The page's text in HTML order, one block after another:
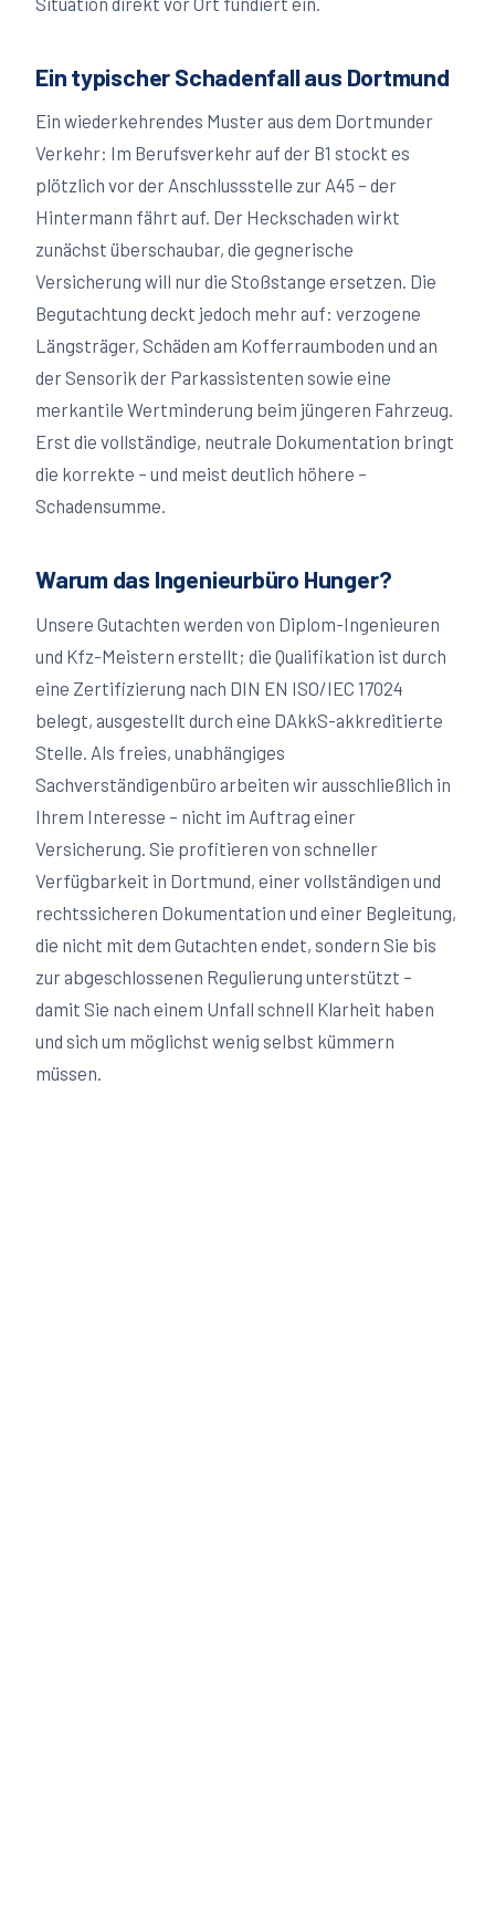
Ein typischer Schadenfall aus Dortmund
Ein wiederkehrendes Muster aus dem Dortmunder
Verkehr: Im Berufsverkehr auf der B1 stockt es
plötzlich vor der Anschlussstelle zur A45 – der
Hintermann fährt auf. Der Heckschaden wirkt
zunächst überschaubar, die gegnerische
Versicherung will nur die Stoßstange ersetzen. Die
Begutachtung deckt jedoch mehr auf: verzogene
Längsträger, Schäden am Kofferraumboden und an
der Sensorik der Parkassistenten sowie eine
merkantile Wertminderung beim jüngeren Fahrzeug.
Erst die vollständige, neutrale Dokumentation bringt
die korrekte – und meist deutlich höhere –
Schadensumme.
Warum das Ingenieurbüro Hunger?
Unsere Gutachten werden von Diplom-Ingenieuren
und Kfz-Meistern erstellt; die Qualifikation ist durch
eine Zertifizierung nach DIN EN ISO/IEC 17024
belegt, ausgestellt durch eine DAkkS-akkreditierte
Stelle. Als freies, unabhängiges
Sachverständigenbüro arbeiten wir ausschließlich in
Ihrem Interesse – nicht im Auftrag einer
Versicherung. Sie profitieren von schneller
Verfügbarkeit in Dortmund, einer vollständigen und
rechtssicheren Dokumentation und einer Begleitung,
die nicht mit dem Gutachten endet, sondern Sie bis
zur abgeschlossenen Regulierung unterstützt –
damit Sie nach einem Unfall schnell Klarheit haben
und sich um möglichst wenig selbst kümmern
müssen.